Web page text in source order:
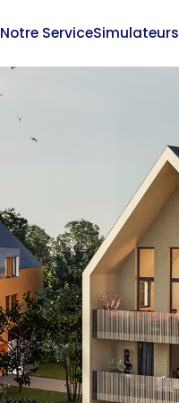
Notre ServiceSimulateurs